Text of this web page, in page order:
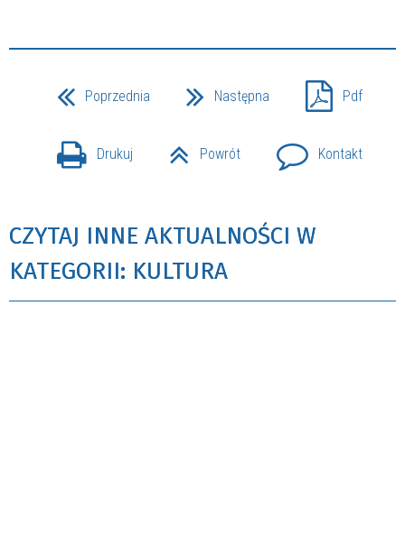
Poprzednia Następna Pdf
Drukuj Powrót Kontakt
CZYTAJ INNE AKTUALNOŚCI W
KATEGORII: KULTURA